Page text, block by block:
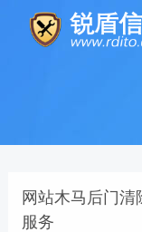
网站木马后门
服务